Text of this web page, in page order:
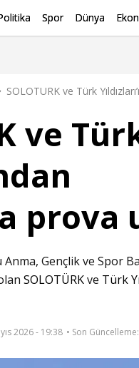
Spor Dünya
ve
prova
Anma, Gençlik ve Spor
SOLOTÜRKve Türk
2026 - 19:38 • Son Güncelleme: